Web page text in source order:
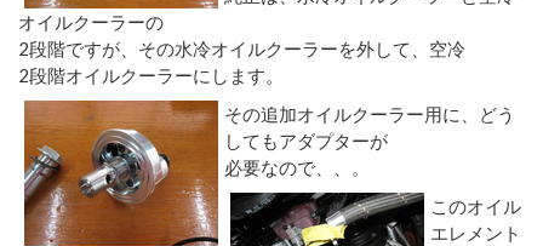
オイルクーラーの
2段階ですが、その水冷オイルクーラーを外して、空冷
2段階オイルクーラーにします。
その追加オイルクーラー用に、どう
してもアダプターが
必要なので、、。
このオイル
エレメント